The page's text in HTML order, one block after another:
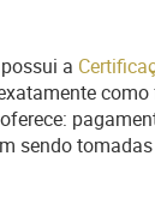
a
sendo